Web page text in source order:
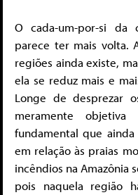
O cada-um-por-si da
parece ter mais volta.
regiões ainda existe,
ela se reduz mais e
Longe de desprezar
meramente
fundamental que
em relação às praias
incêndios na Amazônia
pois naquela região